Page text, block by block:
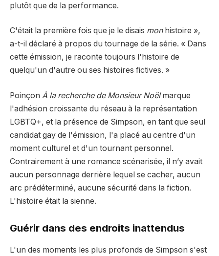
plutôt que de la performance.
C'était la première fois que je le disais monhistoire »,
a-t-il déclaré à propos du tournage de la série. « Dans
cette émission, je raconte toujours l'histoire de
quelqu'un d'autre ou ses histoires fictives. »
Poinçon À la recherche de Monsieur Noëlmarque
l'adhésion croissante du réseau à la représentation
LGBTQ+, et la présence de Simpson, en tant que seul
candidat gay de l'émission, l'a placé au centre d'un
moment culturel et d'un tournant personnel.
Contrairement à une romance scénarisée, il n’y avait
aucun personnage derrière lequel se cacher, aucun
arc prédéterminé, aucune sécurité dans la fiction.
L'histoire était la sienne.
Guérir dans des endroits inattendus
L'un des moments les plus profonds de Simpson s'est